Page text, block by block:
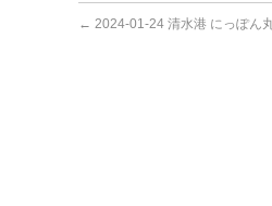
← 2024-01-24 清水港 にっぽん